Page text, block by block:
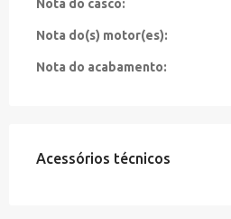
Nota do casco:
Nota do(s) motor(es):
Nota do acabamento:
Acessórios técnicos